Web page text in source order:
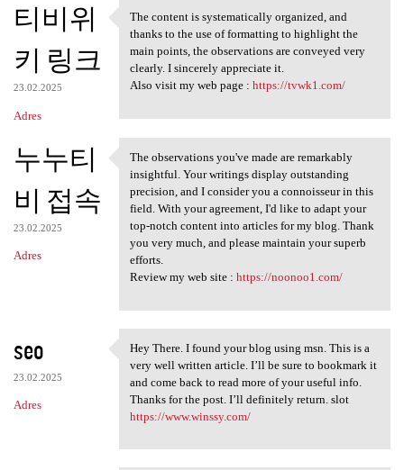
티비위
키 링크
23.02.2025
Adres
The content is systematically
The content is systematically organized, and
thanks to the use of formatting to highlight the
main points, the observations are conveyed very
clearly. I sincerely appreciate it.
Also visit my web page : https://tvwk1.com/
누누티
비 접속
23.02.2025
Adres
The observations you've made
The observations you've made are remarkably
insightful. Your writings display outstanding
precision, and I consider you a connoisseur in this
field. With your agreement, I'd like to adapt your
top-notch content into articles for my blog. Thank
you very much, and please maintain your superb
efforts.
Review my web site : https://noonoo1.com/
seo
23.02.2025
Adres
Hey There. I found your blog
Hey There. I found your blog using msn. This is a
very well written article. I’ll be sure to bookmark it
and come back to read more of your useful info.
Thanks for the post. I’ll definitely return. slot
https://www.winssy.com/